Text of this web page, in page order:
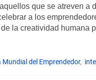
que se atreven a
a los
la creatividad humana
Mundial del Emprendedor